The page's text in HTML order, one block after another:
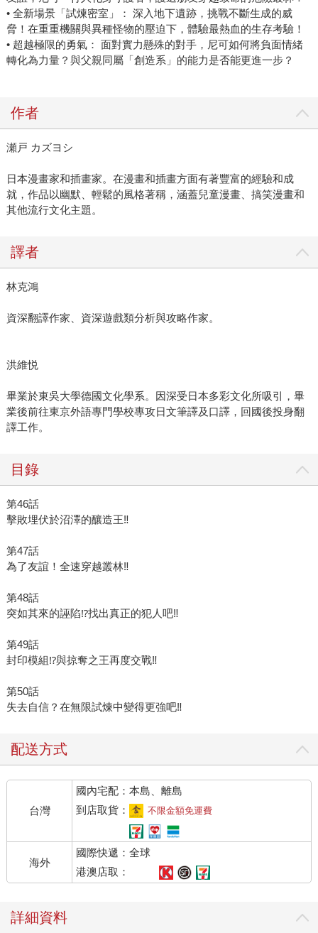
• 全新場景「試煉密室」： 深入地下遺跡，挑戰不斷生成的威
脅！在重重機關與異種怪物的壓迫下，體驗最熱血的生存考驗！
• 超越極限的勇氣： 面對實力懸殊的對手，尼可如何將負面情緒
轉化為力量？與父親同屬「創造系」的能力是否能更進一步？
作者
瀬戸 カズヨシ
日本漫畫家和插畫家。在漫畫和插畫方面有著豐富的經驗和成
就，作品以幽默、輕鬆的風格著稱，涵蓋兒童漫畫、搞笑漫畫和
其他流行文化主題。
譯者
林克鴻
資深翻譯作家、資深遊戲類分析與攻略作家。
洪維悦
畢業於東吳大學德國文化學系。因深受日本多彩文化所吸引，畢
業後前往東京外語專門學校專攻日文筆譯及口譯，回國後投身翻
譯工作。
目錄
第46話
擊敗埋伏於沼澤的釀造王‼
第47話
為了友誼！全速穿越叢林‼
第48話
突如其來的誣陷⁉找出真正的犯人吧‼
第49話
封印模組⁉與掠奪之王再度交戰‼
第50話
失去自信？在無限試煉中變得更強吧‼
配送方式
台灣
國內宅配：本島、離島
到店取貨：
不限金額免運費
海外
國際快遞：全球
港澳店取：
詳細資料